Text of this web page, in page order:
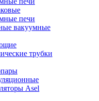
печи
вакуумные
трубки
Asel